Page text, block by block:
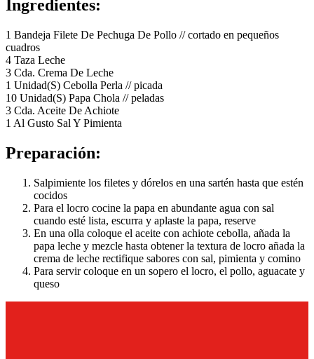
Ingredientes:
1 Bandeja Filete De Pechuga De Pollo // cortado en pequeños
cuadros
4 Taza Leche
3 Cda. Crema De Leche
1 Unidad(S) Cebolla Perla // picada
10 Unidad(S) Papa Chola // peladas
3 Cda. Aceite De Achiote
1 Al Gusto Sal Y Pimienta
Preparación:
Salpimiente los filetes y dórelos en una sartén hasta que estén
cocidos
Para el locro cocine la papa en abundante agua con sal
cuando esté lista, escurra y aplaste la papa, reserve
En una olla coloque el aceite con achiote cebolla, añada la
papa leche y mezcle hasta obtener la textura de locro añada la
crema de leche rectifique sabores con sal, pimienta y comino
Para servir coloque en un sopero el locro, el pollo, aguacate y
queso